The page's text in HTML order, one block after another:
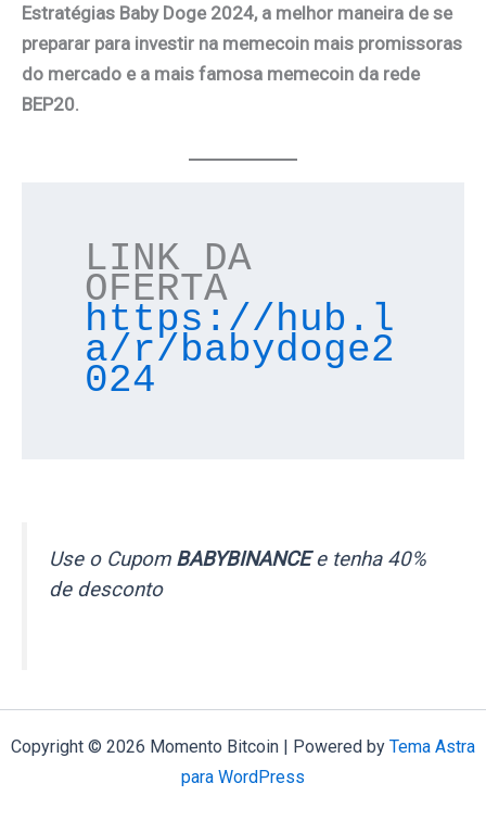
Estratégias Baby Doge 2024, a melhor maneira de se
preparar para investir na memecoin mais promissoras
do mercado e a mais famosa memecoin da rede
BEP20.
LINK DA
OFERTA
https://hub.l
a/r/babydoge2
024
Use o Cupom BABYBINANCEe tenha 40%
de desconto
Copyright © 2026 Momento Bitcoin | Powered by Tema Astra
para WordPress